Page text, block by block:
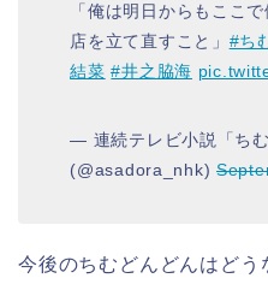
「俺は明日からもここ
店を立て直すこと」 #ち
結菜 #井之脇海
— 連続テレビ小説「ちむ
(@asadora_nhk)
今後のちむどんどんはどう